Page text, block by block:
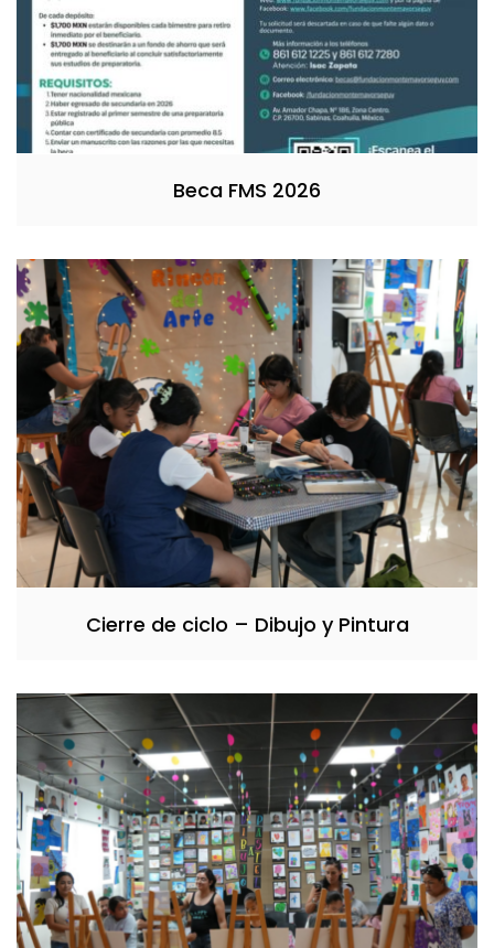
Beca FMS 2026
Cierre de ciclo – Dibujo y Pintura